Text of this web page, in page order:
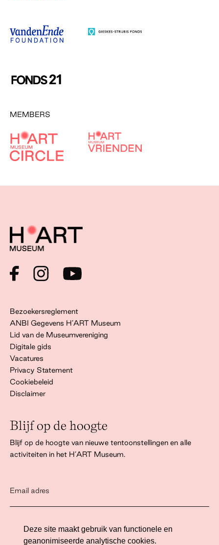
Deze site maakt gebruik van functionele en
geanonimiseerde analytische cookies.
MEMBERS
Bezoekersreglement
ANBI Gegevens H’ART Museum
Lid van de Museumvereniging
Digitale gids
Vacatures
Privacy Statement
Cookiebeleid
Disclaimer
Blijf op de hoogte
Blijf op de hoogte van nieuwe tentoonstellingen en alle
activiteiten in het H’ART Museum.